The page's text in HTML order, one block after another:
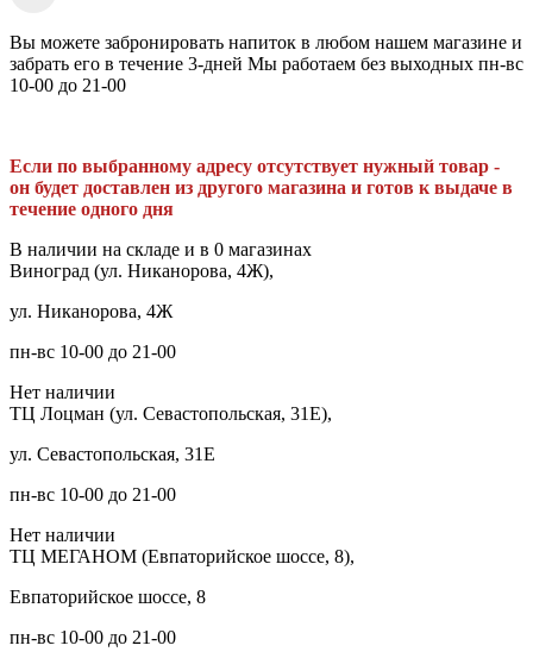
Вы можете забронировать напиток в любом нашем магазине и
забрать его в течение 3-дней Мы работаем без выходных пн-вс
10-00 до 21-00
Если по выбранному адресу отсутствует нужный товар -
он будет доставлен из другого магазина и готов к выдаче в
течение одного дня
В наличии на складе и в 0 магазинах
Виноград (ул. Никанорова, 4Ж),
ул. Никанорова, 4Ж
пн-вс 10-00 до 21-00
Нет наличии
ТЦ Лоцман (ул. Севастопольская, 31Е),
ул. Севастопольская, 31Е
пн-вс 10-00 до 21-00
Нет наличии
ТЦ МЕГАНОМ (Евпаторийское шоссе, 8),
Евпаторийское шоссе, 8
пн-вс 10-00 до 21-00